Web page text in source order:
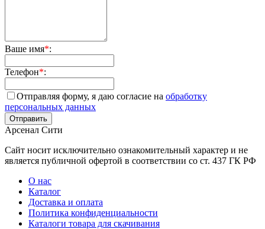
Ваше имя*:
Телефон*:
Отправляя форму, я даю согласие на обработку
персональных данных
Арсенал Сити
Сайт носит исключительно ознакомительный характер и не
является публичной офертой в соответствии со ст. 437 ГК РФ
О нас
Каталог
Доставка и оплата
Политика конфиденциальности
Каталоги товара для скачивания